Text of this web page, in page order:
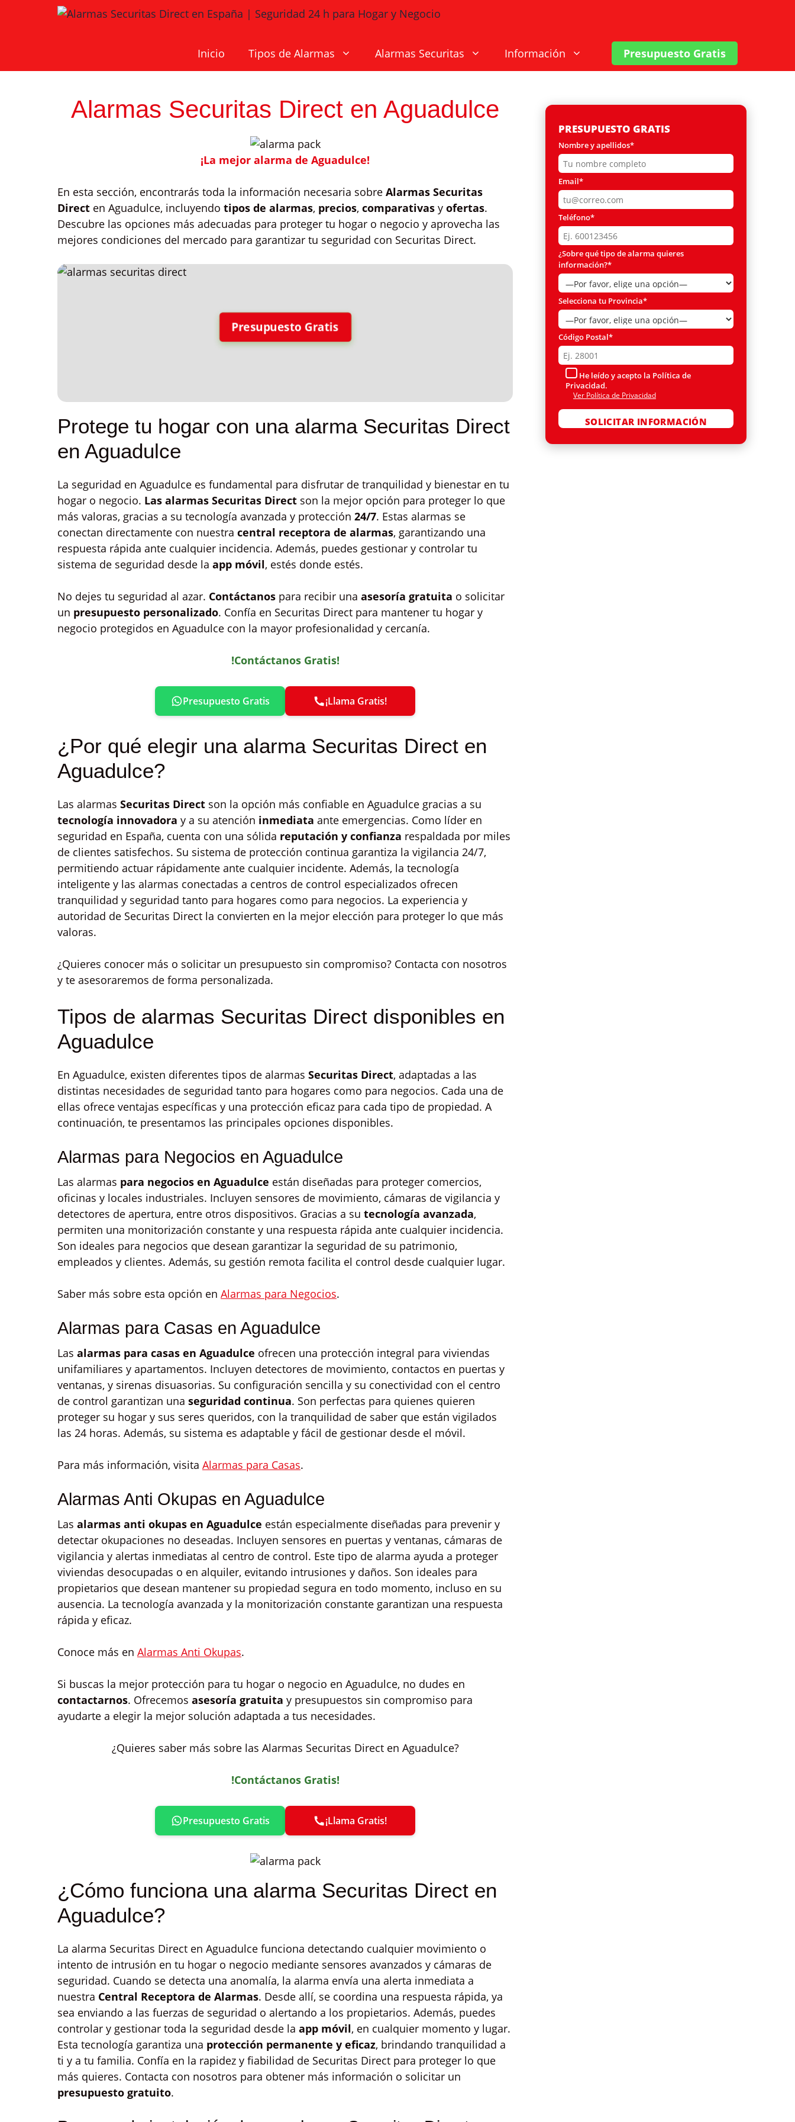
Inicio
Tipos de Alarmas Alarmas Securitas Información Presupuesto Gratis
Alarmas Securitas Direct en Aguadulce
¡La mejor alarma de Aguadulce!
En esta sección, encontrarás toda la información necesaria sobre Alarmas Securitas
Direct en Aguadulce, incluyendo tipos de alarmas, precios, comparativas y ofertas.
Descubre las opciones más adecuadas para proteger tu hogar o negocio y aprovecha las
mejores condiciones del mercado para garantizar tu seguridad con Securitas Direct.
Presupuesto Gratis
Protege tu hogar con una alarma Securitas Direct
en Aguadulce
La seguridad en Aguadulce es fundamental para disfrutar de tranquilidad y bienestar en tu
hogar o negocio. Las alarmas Securitas Direct son la mejor opción para proteger lo que
más valoras, gracias a su tecnología avanzada y protección 24/7. Estas alarmas se
conectan directamente con nuestra central receptora de alarmas, garantizando una
respuesta rápida ante cualquier incidencia. Además, puedes gestionar y controlar tu
sistema de seguridad desde la app móvil, estés donde estés.
No dejes tu seguridad al azar. Contáctanos para recibir una asesoría gratuita o solicitar
un presupuesto personalizado. Confía en Securitas Direct para mantener tu hogar y
negocio protegidos en Aguadulce con la mayor profesionalidad y cercanía.
!Contáctanos Gratis!
Presupuesto Gratis ¡Llama Gratis!
¿Por qué elegir una alarma Securitas Direct en
Aguadulce?
Las alarmas Securitas Direct son la opción más confiable en Aguadulce gracias a su
tecnología innovadora y a su atención inmediata ante emergencias. Como líder en
seguridad en España, cuenta con una sólida reputación y confianza respaldada por miles
de clientes satisfechos. Su sistema de protección continua garantiza la vigilancia 24/7,
permitiendo actuar rápidamente ante cualquier incidente. Además, la tecnología
inteligente y las alarmas conectadas a centros de control especializados ofrecen
tranquilidad y seguridad tanto para hogares como para negocios. La experiencia y
autoridad de Securitas Direct la convierten en la mejor elección para proteger lo que más
valoras.
¿Quieres conocer más o solicitar un presupuesto sin compromiso? Contacta con nosotros
y te asesoraremos de forma personalizada.
Tipos de alarmas Securitas Direct disponibles en
Aguadulce
En Aguadulce, existen diferentes tipos de alarmas Securitas Direct, adaptadas a las
distintas necesidades de seguridad tanto para hogares como para negocios. Cada una de
ellas ofrece ventajas específicas y una protección eficaz para cada tipo de propiedad. A
continuación, te presentamos las principales opciones disponibles.
Alarmas para Negocios en Aguadulce
Las alarmas para negocios en Aguadulce están diseñadas para proteger comercios,
oficinas y locales industriales. Incluyen sensores de movimiento, cámaras de vigilancia y
detectores de apertura, entre otros dispositivos. Gracias a su tecnología avanzada,
permiten una monitorización constante y una respuesta rápida ante cualquier incidencia.
Son ideales para negocios que desean garantizar la seguridad de su patrimonio,
empleados y clientes. Además, su gestión remota facilita el control desde cualquier lugar.
Saber más sobre esta opción en Alarmas para Negocios.
Alarmas para Casas en Aguadulce
Las alarmas para casas en Aguadulce ofrecen una protección integral para viviendas
unifamiliares y apartamentos. Incluyen detectores de movimiento, contactos en puertas y
ventanas, y sirenas disuasorias. Su configuración sencilla y su conectividad con el centro
de control garantizan una seguridad continua. Son perfectas para quienes quieren
proteger su hogar y sus seres queridos, con la tranquilidad de saber que están vigilados
las 24 horas. Además, su sistema es adaptable y fácil de gestionar desde el móvil.
Para más información, visita Alarmas para Casas.
Alarmas Anti Okupas en Aguadulce
Las alarmas anti okupas en Aguadulce están especialmente diseñadas para prevenir y
detectar okupaciones no deseadas. Incluyen sensores en puertas y ventanas, cámaras de
vigilancia y alertas inmediatas al centro de control. Este tipo de alarma ayuda a proteger
viviendas desocupadas o en alquiler, evitando intrusiones y daños. Son ideales para
propietarios que desean mantener su propiedad segura en todo momento, incluso en su
ausencia. La tecnología avanzada y la monitorización constante garantizan una respuesta
rápida y eficaz.
Conoce más en Alarmas Anti Okupas.
Si buscas la mejor protección para tu hogar o negocio en Aguadulce, no dudes en
contactarnos. Ofrecemos asesoría gratuita y presupuestos sin compromiso para
ayudarte a elegir la mejor solución adaptada a tus necesidades.
¿Quieres saber más sobre las Alarmas Securitas Direct en Aguadulce?
!Contáctanos Gratis!
Presupuesto Gratis ¡Llama Gratis!
¿Cómo funciona una alarma Securitas Direct en
Aguadulce?
La alarma Securitas Direct en Aguadulce funciona detectando cualquier movimiento o
intento de intrusión en tu hogar o negocio mediante sensores avanzados y cámaras de
seguridad. Cuando se detecta una anomalía, la alarma envía una alerta inmediata a
nuestra Central Receptora de Alarmas. Desde allí, se coordina una respuesta rápida, ya
sea enviando a las fuerzas de seguridad o alertando a los propietarios. Además, puedes
controlar y gestionar toda la seguridad desde la app móvil, en cualquier momento y lugar.
Esta tecnología garantiza una protección permanente y eficaz, brindando tranquilidad a
ti y a tu familia. Confía en la rapidez y fiabilidad de Securitas Direct para proteger lo que
más quieres. Contacta con nosotros para obtener más información o solicitar un
presupuesto gratuito.
PRESUPUESTO GRATIS
Nombre y apellidos*
Email*
Teléfono*
¿Sobre qué tipo de alarma quieres
información?*
Selecciona tu Provincia*
Código Postal*
He leído y acepto la Política de
Privacidad.
Ver Política de Privacidad
Por favor, deja este campo vacío.